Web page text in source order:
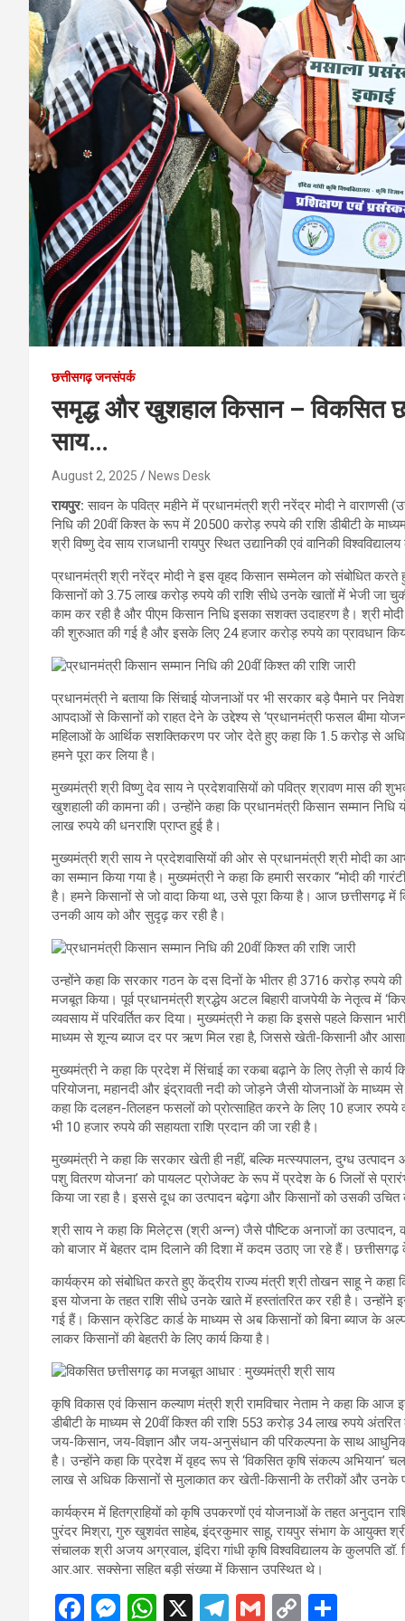
छत्तीसगढ़ जनसंपर्क
समृद्ध और खुशहाल किसान – विकसित
साय…
August 2, 2025 News Desk
रायपुर: सावन के पवित्र महीने में प्रधानमंत्री श्री नरेंद्र मोदी ने
निधि की 20वीं किश्त के रूप में 20500 करोड़ रुपये की राशि डीबीटी के
श्री विष्णु देव साय राजधानी रायपुर स्थित उद्यानिकी एवं वानिकी
प्रधानमंत्री श्री नरेंद्र मोदी ने इस वृहद किसान सम्मेलन को संबोधित
किसानों को 3.75 लाख करोड़ रुपये की राशि सीधे उनके खातों में भेजी जा
काम कर रही है और पीएम किसान निधि इसका सशक्त उदाहरण है। श्री
की शुरुआत की गई है और इसके लिए 24 हजार करोड़ रुपये का प्रावधान
प्रधानमंत्री ने बताया कि सिंचाई योजनाओं पर भी सरकार बड़े पैमाने पर
आपदाओं से किसानों को राहत देने के उद्देश्य से ‘प्रधानमंत्री फसल बीमा
महिलाओं के आर्थिक सशक्तिकरण पर जोर देते हुए कहा कि 1.5 करोड़ से
हमने पूरा कर लिया है।
मुख्यमंत्री श्री विष्णु देव साय ने प्रदेशवासियों को पवित्र श्रावण मास
खुशहाली की कामना की। उन्होंने कहा कि प्रधानमंत्री किसान सम्मान
लाख रुपये की धनराशि प्राप्त हुई है।
मुख्यमंत्री श्री साय ने प्रदेशवासियों की ओर से प्रधानमंत्री श्री मोदी
का सम्मान किया गया है। मुख्यमंत्री ने कहा कि हमारी सरकार “मोदी की
है। हमने किसानों से जो वादा किया था, उसे पूरा किया है। आज छत्तीसगढ़ में
उनकी आय को और सुदृढ़ कर रही है।
उन्होंने कहा कि सरकार गठन के दस दिनों के भीतर ही 3716 करोड़ रुपये
मजबूत किया। पूर्व प्रधानमंत्री श्रद्धेय अटल बिहारी वाजपेयी के नेतृत्व में
व्यवसाय में परिवर्तित कर दिया। मुख्यमंत्री ने कहा कि इससे पहले
माध्यम से शून्य ब्याज दर पर ऋण मिल रहा है, जिससे खेती-किसानी और
मुख्यमंत्री ने कहा कि प्रदेश में सिंचाई का रकबा बढ़ाने के लिए तेज़ी से
परियोजना, महानदी और इंद्रावती नदी को जोड़ने जैसी योजनाओं के
कहा कि दलहन-तिलहन फसलों को प्रोत्साहित करने के लिए 10 हजार रुपये
भी 10 हजार रुपये की सहायता राशि प्रदान की जा रही है।
मुख्यमंत्री ने कहा कि सरकार खेती ही नहीं, बल्कि मत्स्यपालन, दुग्ध
पशु वितरण योजना’ को पायलट प्रोजेक्ट के रूप में प्रदेश के 6 जिलों से
किया जा रहा है। इससे दूध का उत्पादन बढ़ेगा और किसानों को उसकी उचित
श्री साय ने कहा कि मिलेट्स (श्री अन्न) जैसे पौष्टिक अनाजों का उत्पादन,
को बाजार में बेहतर दाम दिलाने की दिशा में कदम उठाए जा रहे हैं।
कार्यक्रम को संबोधित करते हुए केंद्रीय राज्य मंत्री श्री तोखन साहू ने कहा
इस योजना के तहत राशि सीधे उनके खाते में हस्तांतरित कर रही है।
गई हैं। किसान क्रेडिट कार्ड के माध्यम से अब किसानों को बिना ब्याज के
लाकर किसानों की बेहतरी के लिए कार्य किया है।
कृषि विकास एवं किसान कल्याण मंत्री श्री रामविचार नेताम ने कहा कि
डीबीटी के माध्यम से 20वीं किश्त की राशि 553 करोड़ 34 लाख रुपये
जय-किसान, जय-विज्ञान और जय-अनुसंधान की परिकल्पना के साथ
है। उन्होंने कहा कि प्रदेश में वृहद रूप से ‘विकसित कृषि संकल्प अभियान’
लाख से अधिक किसानों से मुलाकात कर खेती-किसानी के तरीकों और उनके
कार्यक्रम में हितग्राहियों को कृषि उपकरणों एवं योजनाओं के तहत अनुदान
पुरंदर मिश्रा, गुरु खुशवंत साहेब, इंद्रकुमार साहू, रायपुर संभाग के आयुक्त
संचालक श्री अजय अग्रवाल, इंदिरा गांधी कृषि विश्वविद्यालय के कुलपति डॉ.
आर.आर. सक्सेना सहित बड़ी संख्या में किसान उपस्थित थे।
F
M W X
T
G
C